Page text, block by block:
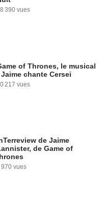
390 vues
of Thrones, le musical
chante Cersei
217 vues
de Jaime
de Game of
970 vues